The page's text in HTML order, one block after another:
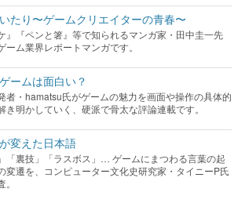
たり〜ゲームクリエイターの青春〜
』『ペンと箸』等で知られるマンガ家・田中圭一先
ーム業界レポートマンガです。
ームは面白い？
者・hamatsu氏がゲームの魅力を画面や操作の具体的
き明かしていく、硬派で骨太な評論連載です。
変えた日本語
「裏技」「ラスボス」… ゲームにまつわる言葉の起
変遷を、コンピューター文化史研究家・タイニーP氏